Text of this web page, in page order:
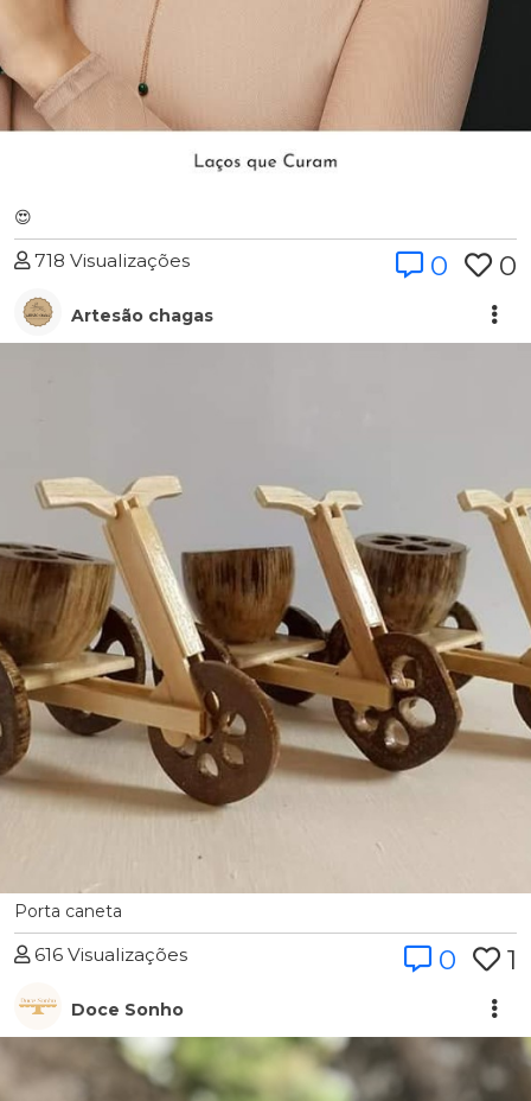
😍
718 Visualizações 0 0
Artesão chagas
Porta caneta
616 Visualizações 0 1
Doce Sonho